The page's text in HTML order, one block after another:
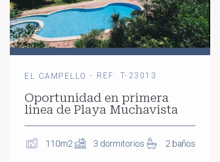
EL CAMPELLO - REF: T-23013
Oportunidad en primera
linea de Playa Muchavista
110m2 3 dormitorios 2 baños